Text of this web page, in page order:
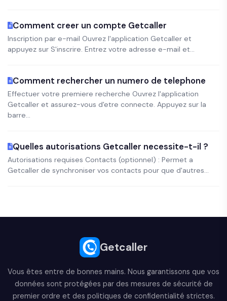
Comment creer un compte Getcaller
Inscription par e-mail Ouvrez l'application Getcaller et
appuyez sur S'inscrire. Entrez votre adresse e-mail et...
Comment rechercher un numero de telephone
Effectuer votre premiere recherche Ouvrez l'application
Getcaller et assurez-vous d'etre connecte. Appuyez sur la
barre...
Quelles autorisations Getcaller necessite-t-il ?
Autorisations requises Contacts (optionnel) : Permet a
Getcaller de synchroniser vos contacts pour que d'autres...
Getcaller
Vous êtes entre de bonnes mains. Nous garantissons que vos
données sont protégées par des mesures de sécurité de
premier ordre et des politiques de confidentialité strictes.